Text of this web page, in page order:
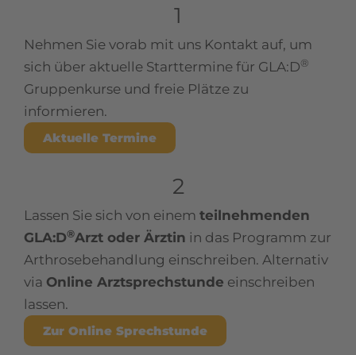
1
Nehmen Sie vorab mit uns Kontakt auf, um
sich über aktuelle Starttermine für GLA:D®
Gruppenkurse und freie Plätze zu
informieren.
Aktuelle Termine
2
Lassen Sie sich von einem teilnehmenden
GLA:D®Arzt oder Ärztin in das Programm zur
Arthrosebehandlung einschreiben. Alternativ
via Online Arztsprechstunde einschreiben
lassen.
Zur Online Sprechstunde